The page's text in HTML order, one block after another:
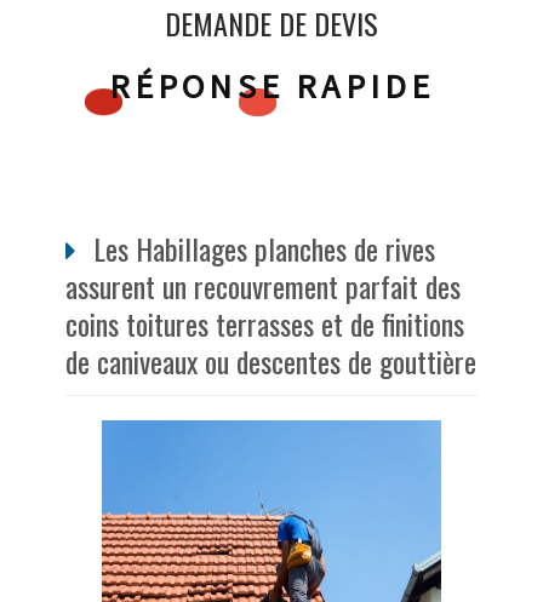
DEMANDE DE DEVIS
RÉPONSE RAPIDE
Les Habillages planches de rives
assurent un recouvrement parfait des
coins toitures terrasses et de finitions
de caniveaux ou descentes de gouttière